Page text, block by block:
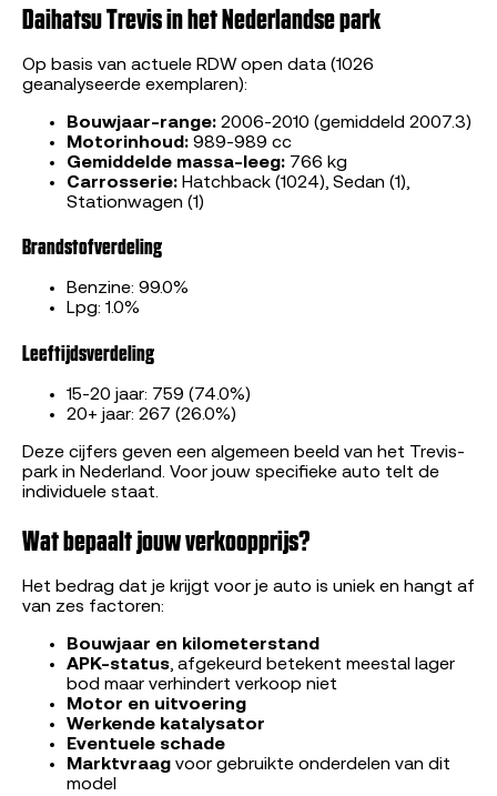
Daihatsu Trevis in het Nederlandse park
Op basis van actuele RDW open data (1026
geanalyseerde exemplaren):
Bouwjaar-range: 2006-2010 (gemiddeld 2007.3)
Motorinhoud: 989-989 cc
Gemiddelde massa-leeg: 766 kg
Carrosserie: Hatchback (1024), Sedan (1),
Stationwagen (1)
Brandstofverdeling
Benzine: 99.0%
Lpg: 1.0%
Leeftijdsverdeling
15-20 jaar: 759 (74.0%)
20+ jaar: 267 (26.0%)
Deze cijfers geven een algemeen beeld van het Trevis-
park in Nederland. Voor jouw specifieke auto telt de
individuele staat.
Wat bepaalt jouw verkoopprijs?
Het bedrag dat je krijgt voor je auto is uniek en hangt af
van zes factoren:
Bouwjaar en kilometerstand
APK-status, afgekeurd betekent meestal lager
bod maar verhindert verkoop niet
Motor en uitvoering
Werkende katalysator
Eventuele schade
Marktvraag voor gebruikte onderdelen van dit
model